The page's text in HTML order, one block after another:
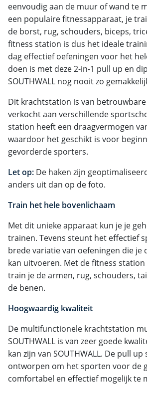
eenvoudig aan de muur of wand te
een populaire fitnessapparaat, je
de borst, rug, schouders, biceps,
fitness station is dus het ideale
dag effectief oefeningen voor het
doen is met deze 2-in-1 pull up en
SOUTHWALL nog nooit zo
Dit krachtstation is van
verkocht aan verschillende
station heeft een draagvermogen
waardoor het geschikt is voor
gevorderde sporters.
Let op: De haken zijn
anders uit dan op de foto.
Train het hele bovenlichaam
Met dit unieke apparaat kun je je
trainen. Tevens steunt het effectief
brede variatie van oefeningen die je
kan uitvoeren. Met de fitness station
train je de armen, rug, schouders,
de benen.
Hoogwaardig kwaliteit
De multifunctionele krachtstation
SOUTHWALL is van zeer goede
kan zijn van SOUTHWALL. De pull
ontworpen om het sporten voor de
comfortabel en effectief mogelijk te